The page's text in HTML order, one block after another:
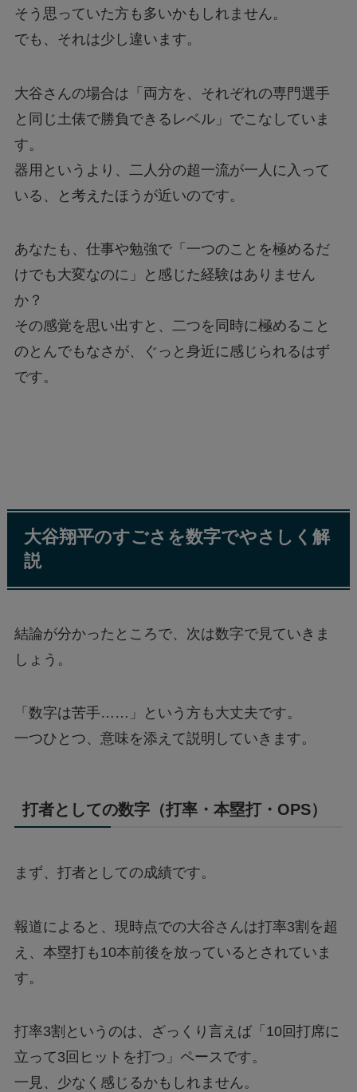
そう思っていた方も多いかもしれません。
でも、それは少し違います。
大谷さんの場合は「両方を、それぞれの専門選手
と同じ土俵で勝負できるレベル」でこなしていま
す。
器用というより、二人分の超一流が一人に入って
いる、と考えたほうが近いのです。
あなたも、仕事や勉強で「一つのことを極めるだ
けでも大変なのに」と感じた経験はありません
か？
その感覚を思い出すと、二つを同時に極めること
のとんでもなさが、ぐっと身近に感じられるはず
です。
大谷翔平のすごさを数字でやさしく解
説
結論が分かったところで、次は数字で見ていきま
しょう。
「数字は苦手……」という方も大丈夫です。
一つひとつ、意味を添えて説明していきます。
打者としての数字（打率・本塁打・OPS）
まず、打者としての成績です。
報道によると、現時点での大谷さんは打率3割を超
え、本塁打も10本前後を放っているとされていま
す。
打率3割というのは、ざっくり言えば「10回打席に
立って3回ヒットを打つ」ペースです。
一見、少なく感じるかもしれません。